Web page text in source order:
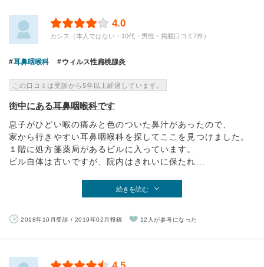
4.0
カシス（本人ではない・10代・男性・掲載口コミ7件）
耳鼻咽喉科 ウィルス性扁桃腺炎
この口コミは受診から5年以上経過しています。
街中にある耳鼻咽喉科です
息子がひどい喉の痛みと色のついた鼻汁があったので、
家から行きやすい耳鼻咽喉科を探してここを見つけました。
１階に処方箋薬局があるビルに入っています。
ビル自体は古いですが、院内はきれいに保たれ...
続きを読む
2018年10月受診 / 2019年02月投稿 12人が参考になった